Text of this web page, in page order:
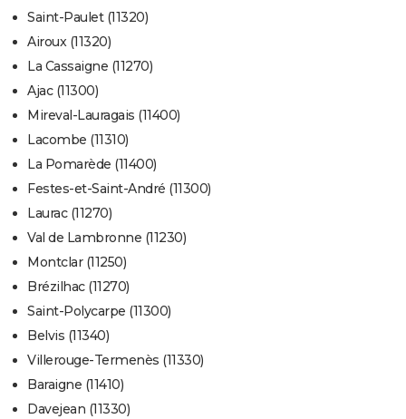
Saint-Paulet (11320)
Airoux (11320)
La Cassaigne (11270)
Ajac (11300)
Mireval-Lauragais (11400)
Lacombe (11310)
La Pomarède (11400)
Festes-et-Saint-André (11300)
Laurac (11270)
Val de Lambronne (11230)
Montclar (11250)
Brézilhac (11270)
Saint-Polycarpe (11300)
Belvis (11340)
Villerouge-Termenès (11330)
Baraigne (11410)
Davejean (11330)